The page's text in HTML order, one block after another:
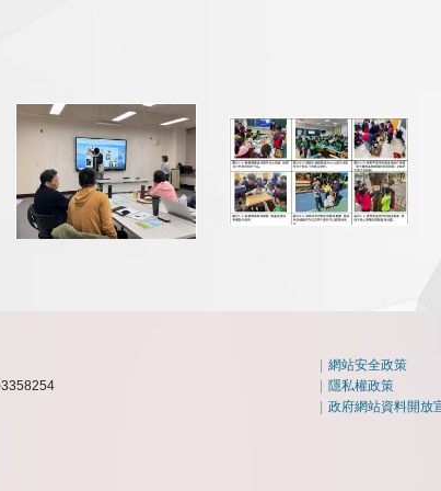
|網站安全政策
|隱私權政策
|政府網站資料開放